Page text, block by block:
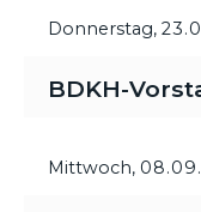
Donnerstag,
BDKH-
Mittwoch,